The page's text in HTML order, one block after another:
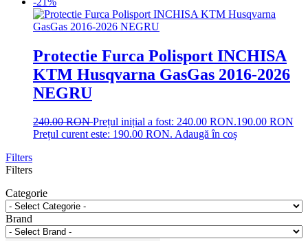
Protectie Furca Polisport INCHISA
KTM Husqvarna GasGas 2016-2026
NEGRU
240.00RONPrețul inițial a fost: 240.00 RON.190.00 RON
Prețul curent este: 190.00 RON. Adaugă în coș
Filters
Filters
Categorie
Brand